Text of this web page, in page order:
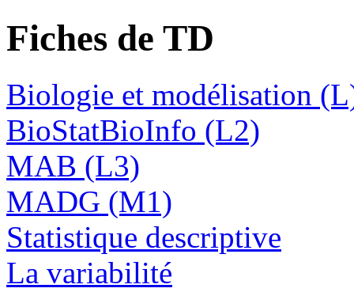
Fiches de TD
Biologie et modélisation
BioStatBioInfo (L2)
MAB (L3)
MADG (M1)
Statistique descriptive
La variabilité